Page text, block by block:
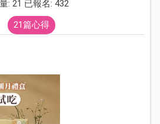
: 21 已報名: 432
21篇心得